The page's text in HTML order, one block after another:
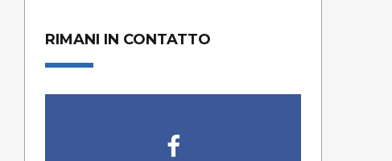
RIMANI IN CONTATTO